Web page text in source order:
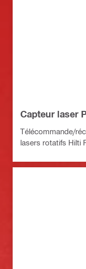
Capteur laser
Télécommande/
lasers rotatifs Hilti